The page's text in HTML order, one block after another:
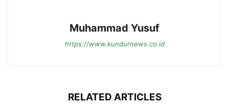
Muhammad Yusuf
https://www.kundurnews.co.id
RELATED ARTICLES